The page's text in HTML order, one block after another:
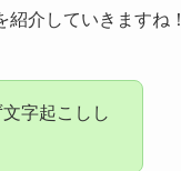
紹介していきますね！
字起こしし